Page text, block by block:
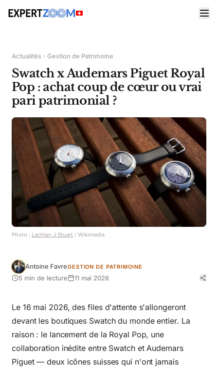
Actualités Gestion de Patrimoine
Swatch x Audemars Piguet Royal
Pop : achat coup de cœur ou vrai
pari patrimonial ?
Photo : Lachlan J Stuart / Wikimedia
Antoine FavreGESTION DE PATRIMOINE
5 min de lecture 11 mai 2026
Le 16 mai 2026, des files d'attente s'allongeront
devant les boutiques Swatch du monde entier. La
raison : le lancement de la Royal Pop, une
collaboration inédite entre Swatch et Audemars
Piguet — deux icônes suisses qui n'ont jamais